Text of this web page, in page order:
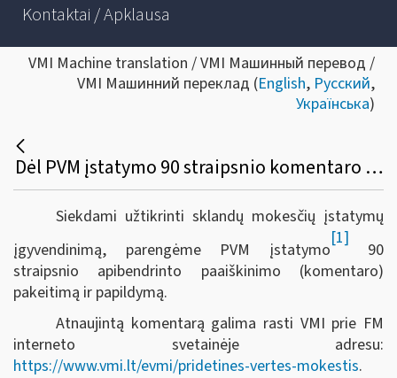
Kontaktai / Apklausa
VMI Machine translation / VMI Машинный перевод /
VMI Машинний переклад (English, Русский,
Українська)
Dėl PVM įstatymo 90 straipsnio komentaro pakeitimo ir papildymo
Siekdami užtikrinti sklandų mokesčių įstatymų
įgyvendinimą, parengėme PVM įstatymo
[1]
90
straipsnio apibendrinto paaiškinimo (komentaro)
pakeitimą ir papildymą.
Atnaujintą komentarą galima rasti VMI prie FM
interneto svetainėje adresu:
https://www.vmi.lt/evmi/pridetines-vertes-mokestis.